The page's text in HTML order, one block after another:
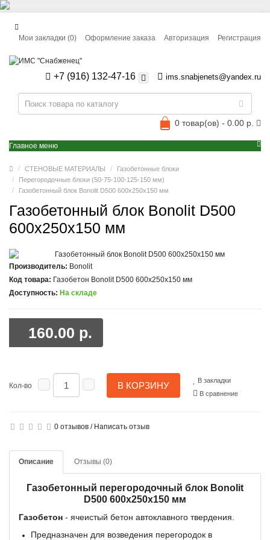
Авторизация Регистрация
Мои закладки (0) Оформление заказа
+7 (916) 132-47-16 ims.snabjenets@yandex.ru
0 товар(ов) - 0.00 р.
Главное меню
СТЕНОВЫЕ МАТЕРИАЛЫ
Газобетонные блоки
Перегородочные блоки (50-75-100-125-150 мм)
Газобетонный блок Bonolit D500 600x250x150 мм
Газобетонный блок Bonolit D500
600x250x150 мм
Производитель: Bonolit
Код товара: Газобетон Bonolit D500 600x250x150 мм
Доступность: На складе
160.00 р.
Кол-во В КОРЗИНУ
В закладки
В сравнение
0 отзывов / Написать отзыв
Описание Отзывы (0)
Газобетонный перегородочный блок Bonolit
D500 600x250x150 мм
Газобетон - ячеистый бетон автоклавного твердения.
Предназначен для возведения перегородок в